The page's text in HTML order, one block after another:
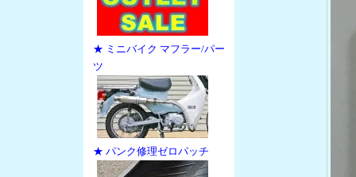
★ ミニバイク マフラー/パー
ツ
★ パンク修理ゼロパッチ